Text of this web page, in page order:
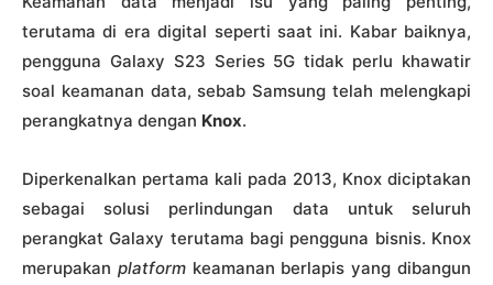
terutama di era digital seperti saat ini. Kabar baiknya,
pengguna Galaxy S23 Series 5G tidak perlu khawatir
soal keamanan data, sebab Samsung telah melengkapi
perangkatnya dengan Knox.
Diperkenalkan pertama kali pada 2013, Knox diciptakan
sebagai solusi perlindungan data untuk seluruh
perangkat Galaxy terutama bagi pengguna bisnis. Knox
merupakan platform keamanan berlapis yang dibangun